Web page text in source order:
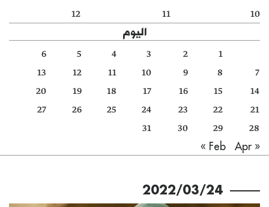
دفاتر
الأرشيف
10
11
12
اليوم
1
2
3
4
5
6
7
8
9
10
11
12
13
14
15
16
17
18
19
20
21
22
23
24
25
26
27
28
29
30
31
« Feb
Apr »
2022/03/24